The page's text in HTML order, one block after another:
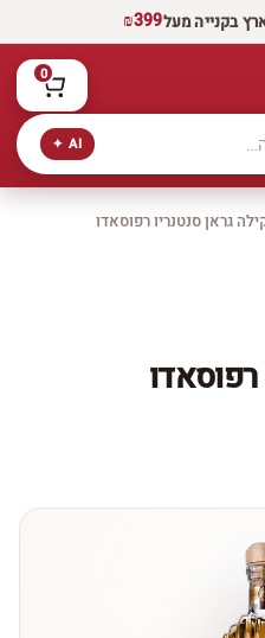
בקנייה מעל₪399
AI ✦
0
גראן סנטנריו רפוסאדו
רפוסאדו